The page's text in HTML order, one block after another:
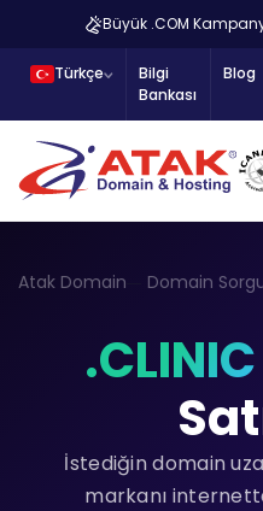
Büyük .COM
Türkçe
Bilgi
Bankası
Blog
Atak Domain Domain
.CLINIC
İstediğin domain
markanı